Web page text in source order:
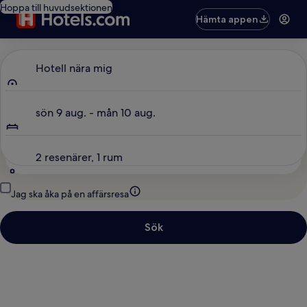
Hoppa till huvudsektionen
Hämta appen
Hotell nära mig
sön 9 aug. - mån 10 aug.
2 resenärer, 1 rum
Jag ska åka på en affärsresa
Sök